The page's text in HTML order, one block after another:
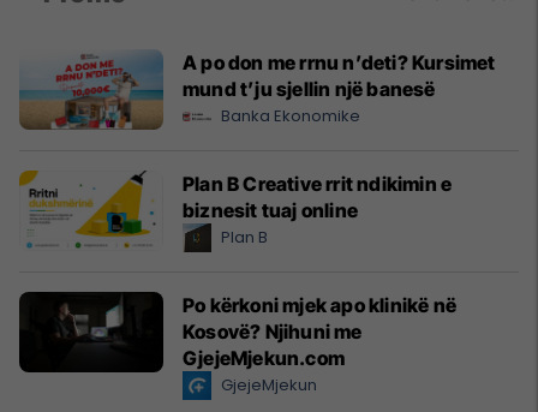
A po don me rrnu n’deti? Kursimet
mund t’ju sjellin një banesë
Banka Ekonomike
Plan B Creative rrit ndikimin e
biznesit tuaj online
Plan B
Po kërkoni mjek apo klinikë në
Kosovë? Njihuni me
GjejeMjekun.com
GjejeMjekun